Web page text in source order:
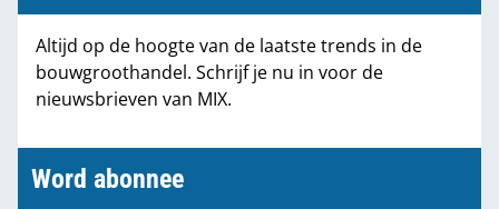
Partners
Altijd op de hoogte van de laatste trends in de
bouwgroothandel. Schrijf je nu in voor de
nieuwsbrieven van MIX.
Word abonnee